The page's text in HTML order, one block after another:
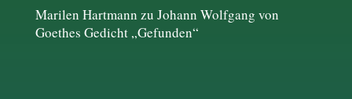
Marilen Hartmann zu Johann Wolfgang von
Goethes Gedicht „Gefunden“